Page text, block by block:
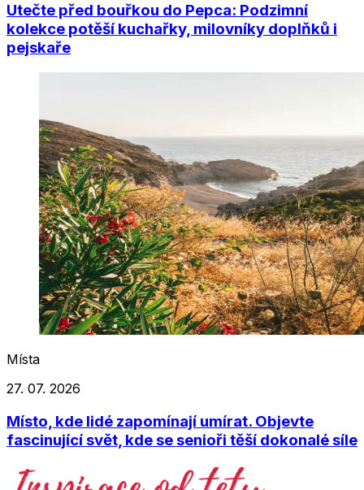
Utečte před bouřkou do Pepca: Podzimní
kolekce potěší kuchařky, milovníky doplňků i
pejskaře
Místa
27. 07. 2026
Místo, kde lidé zapomínají umírat. Objevte
fascinující svět, kde se senioři těší dokonalé síle